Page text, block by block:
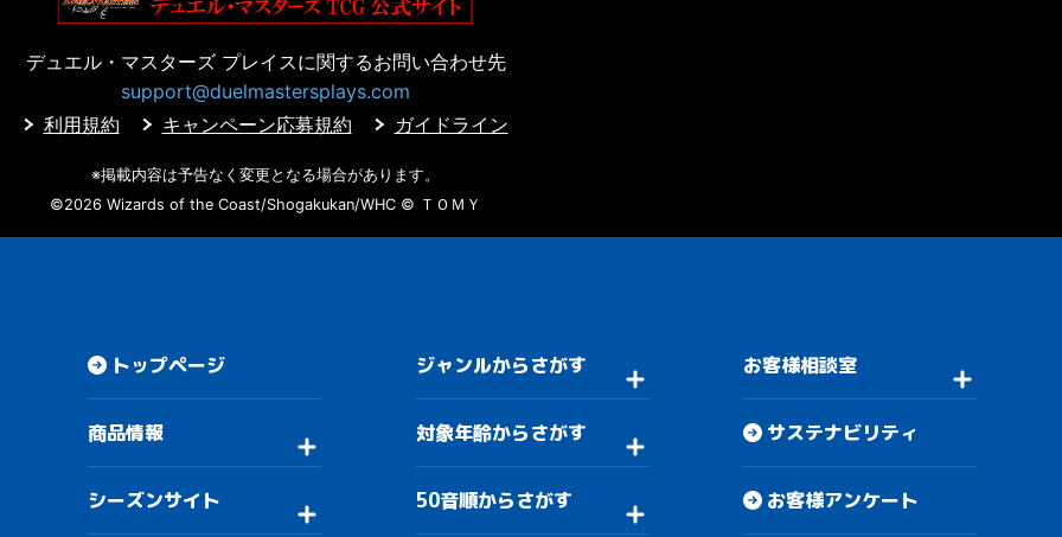
デュエル・マスターズ プレイスに関するお問い合わせ先
support@duelmastersplays.com
利用規約
キャンペーン応募規約 ガイドライン
※掲載内容は予告なく変更となる場合があります。
©2026 Wizards of the Coast/Shogakukan/WHC © ＴＯＭＹ
トップページ
商品情報
シーズンサイト
ジャンルからさがす
対象年齢からさがす
50音順からさがす
お客様相談室
サステナビリティ
お客様アンケート